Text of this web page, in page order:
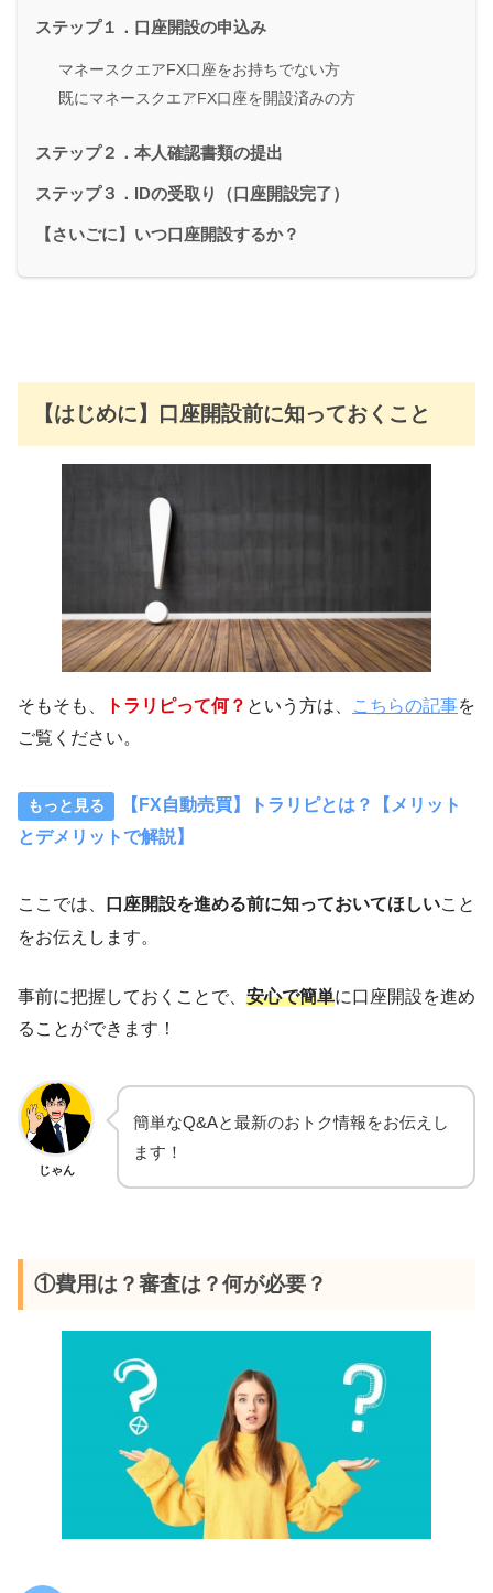
ステップ１．口座開設の申込み
マネースクエアFX口座をお持ちでない方
既にマネースクエアFX口座を開設済みの方
ステップ２．本人確認書類の提出
ステップ３．IDの受取り（口座開設完了）
【さいごに】いつ口座開設するか？
【はじめに】口座開設前に知っておくこと
そもそも、 トラリピって何？ という方は、 こちらの記事を
ご覧ください。
【FX自動売買】トラリピとは？【メリット
とデメリットで解説】
ここでは、 口座開設を進める前に知っておいてほしいこと
をお伝えします。
事前に把握しておくことで、 安心で簡単に口座開設を進め
ることができます！
じゃん
簡単なQ&Aと最新のおトク情報をお伝えし
ます！
①費用は？審査は？何が必要？